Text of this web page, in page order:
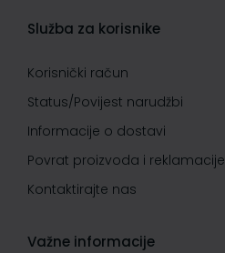
Služba za korisnike
Korisnički račun
Status/Povijest narudžbi
Informacije o dostavi
Povrat proizvoda i reklamacije
Kontaktirajte nas
Važne informacije